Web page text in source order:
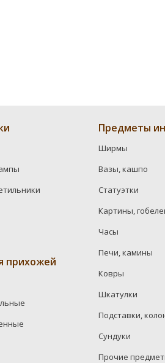
прихожей
Предметы
Ширмы
Вазы, кашпо
Статуэтки
Картины,
Часы
Печи, камины
Ковры
Шкатулки
Подставки,
Сундуки
Прочие